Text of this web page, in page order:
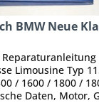
BMW Neue
Limousine Typ
/ 1600 / 1800 /
Daten, Motor,